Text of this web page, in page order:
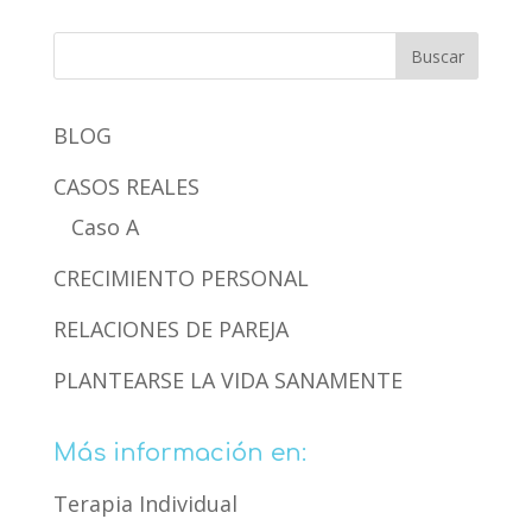
BLOG
CASOS REALES
Caso A
CRECIMIENTO PERSONAL
RELACIONES DE PAREJA
PLANTEARSE LA VIDA SANAMENTE
Más información en:
Terapia Individual